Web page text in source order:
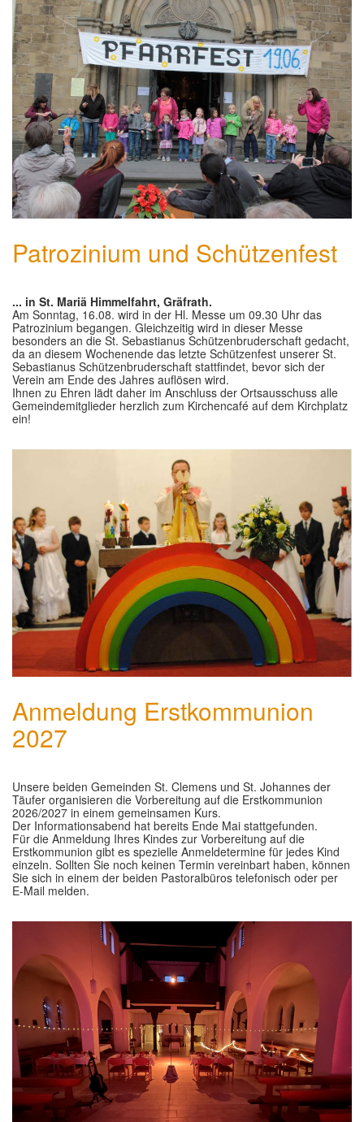
Patrozinium und Schützenfest
... in St. Mariä Himmelfahrt, Gräfrath.
Am Sonntag, 16.08. wird in der Hl. Messe um 09.30 Uhr das
Patrozinium begangen. Gleichzeitig wird in dieser Messe
besonders an die St. Sebastianus Schützenbruderschaft gedacht,
da an diesem Wochenende das letzte Schützenfest unserer St.
Sebastianus Schützenbruderschaft stattfindet, bevor sich der
Verein am Ende des Jahres auflösen wird.
Ihnen zu Ehren lädt daher im Anschluss der Ortsausschuss alle
Gemeindemitglieder herzlich zum Kirchencafé auf dem Kirchplatz
ein!
Anmeldung Erstkommunion
2027
Unsere beiden Gemeinden St. Clemens und St. Johannes der
Täufer organisieren die Vorbereitung auf die Erstkommunion
2026/2027 in einem gemeinsamen Kurs.
Der Informationsabend hat bereits Ende Mai stattgefunden.
Für die Anmeldung Ihres Kindes zur Vorbereitung auf die
Erstkommunion gibt es spezielle Anmeldetermine für jedes Kind
einzeln. Sollten Sie noch keinen Termin vereinbart haben, können
Sie sich in einem der beiden Pastoralbüros telefonisch oder per
E-Mail melden.